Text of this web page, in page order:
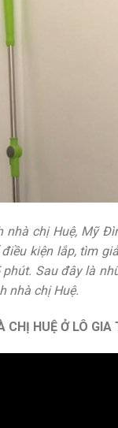
chị Huệ, Mỹ
kiện lắp, tìm
Sau đây là
nhà chị Huệ.
HUỆ Ở LÔ GIA